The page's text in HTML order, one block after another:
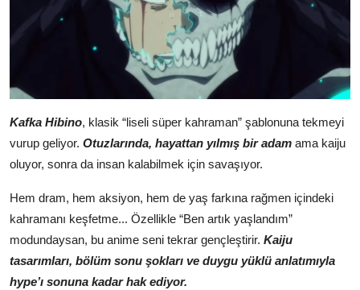
Kafka Hibino, klasik “liseli süper kahraman” şablonuna tekmeyi
vurup geliyor. Otuzlarında, hayattan yılmış bir adam ama kaiju
oluyor, sonra da insan kalabilmek için savaşıyor.
Hem dram, hem aksiyon, hem de yaş farkına rağmen içindeki
kahramanı keşfetme... Özellikle “Ben artık yaşlandım”
modundaysan, bu anime seni tekrar gençleştirir. Kaiju
tasarımları, bölüm sonu şokları ve duygu yüklü anlatımıyla
hype’ı sonuna kadar hak ediyor.